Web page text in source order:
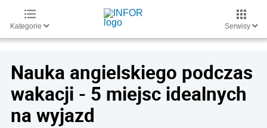
Kategorie Serwisy
Nauka angielskiego podczas
wakacji - 5 miejsc idealnych
na wyjazd